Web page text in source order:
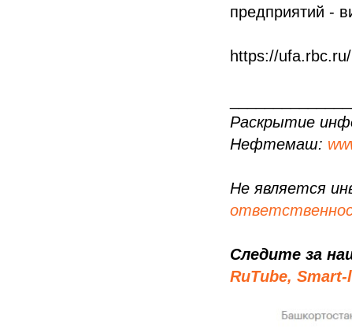
предприятий -
https://
Раскрытие
Нефтемаш:
Не является
Следите за
RuTube, Smart-